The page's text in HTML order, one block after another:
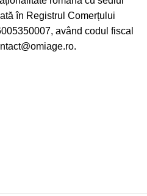
în Registrul Comerțului
având codul fiscal